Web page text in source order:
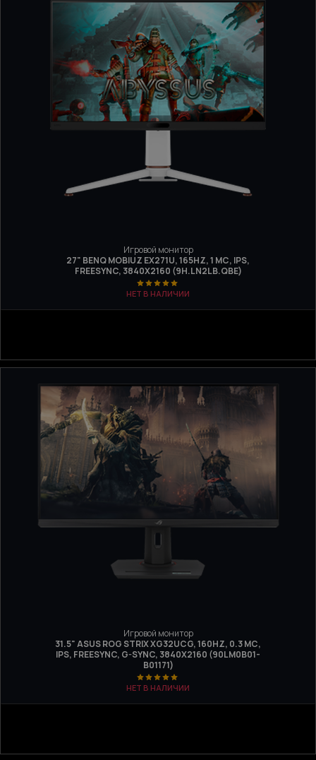
Игровой монитор
27" BENQ MOBIUZ EX271U, 165HZ, 1 МС, IPS,
FREESYNC, 3840Х2160 (9H.LN2LB.QBE)
НЕТ В НАЛИЧИИ
Игровой монитор
31.5" ASUS ROG STRIX XG32UCG, 160HZ, 0.3 МС,
IPS, FREESYNC, G-SYNC, 3840Х2160 (90LM0B01-
B01171)
НЕТ В НАЛИЧИИ